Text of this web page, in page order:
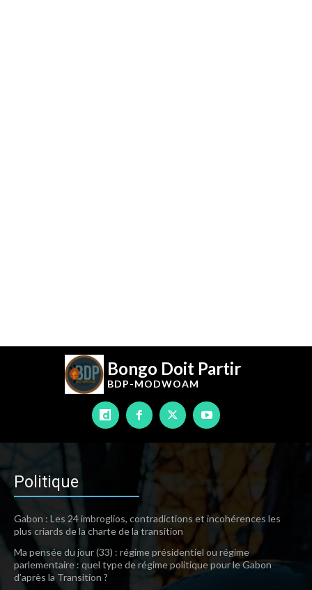
Bongo Doit Partir
BDP-MODWOAM
Politique
Gabon : Les 24 imbroglios, contradictions et incohérences les
plus criards de la charte de la transition
Ma pensée du jour (33) : régime présidentiel ou régime
parlementaire : quel type de régime politique pour le Gabon
d’après la Transition ?